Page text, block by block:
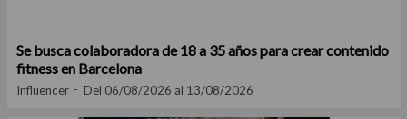
Se busca colaboradora de 18 a 35 años para crear contenido
fitness en Barcelona
Influencer Del 06/08/2026 al 13/08/2026